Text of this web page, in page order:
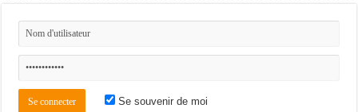
Se souvenir de moi